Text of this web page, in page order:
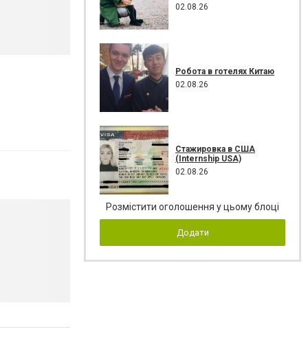
02.08.26
Робота в готелях Китаю
02.08.26
Стажировка в США
(Internship USA)
02.08.26
Розмістити оголошення у цьому блоці
Додати